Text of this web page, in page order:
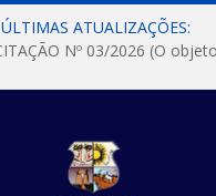
ÚLTIMAS ATUALIZAÇÕES: